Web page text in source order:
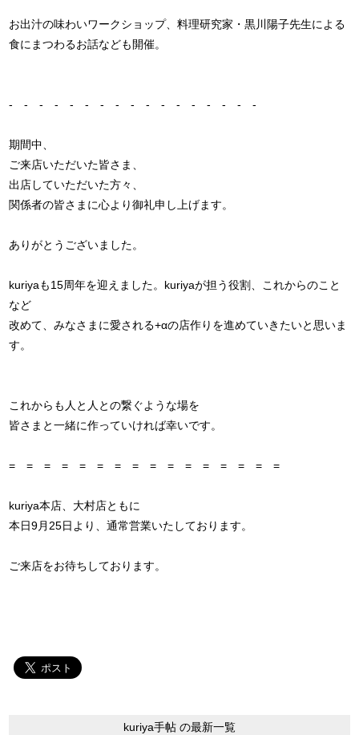
お出汁の味わいワークショップ、料理研究家・黒川陽子先生による
食にまつわるお話なども開催。
- - - - - - - - - - - - - - - - -
期間中、
ご来店いただいた皆さま、
出店していただいた方々、
関係者の皆さまに心より御礼申し上げます。
ありがとうございました。
kuriyaも15周年を迎えました。kuriyaが担う役割、これからのこと
など
改めて、みなさまに愛される+αの店作りを進めていきたいと思いま
す。
これからも人と人との繋ぐような場を
皆さまと一緒に作っていければ幸いです。
= = = = = = = = = = = = = = = =
kuriya本店、大村店ともに
本日9月25日より、通常営業いたしております。
ご来店をお待ちしております。
kuriya手帖 の最新一覧